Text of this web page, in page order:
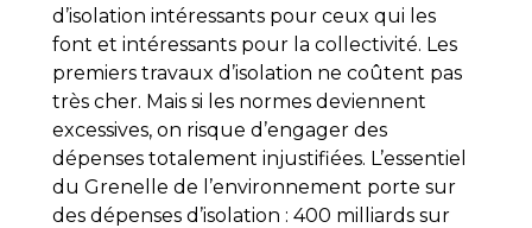
d’isolation intéressants pour ceux qui les
font et intéressants pour la collectivité. Les
premiers travaux d’isolation ne coûtent pas
très cher. Mais si les normes deviennent
excessives, on risque d’engager des
dépenses totalement injustifiées. L’essentiel
du Grenelle de l’environnement porte sur
des dépenses d’isolation : 400 milliards sur